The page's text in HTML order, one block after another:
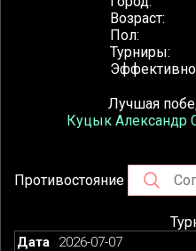
Возраст
Пол
Турниры
Лучшая
Куцык Александр
Противостояние
2026-07-07